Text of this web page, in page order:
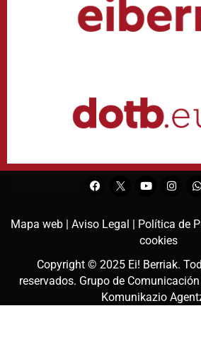
Mapa web | Aviso Legal | Política de
cookies
Copyright © 2025 Ei! Berriak.
reservados. Grupo de
Komunikazio